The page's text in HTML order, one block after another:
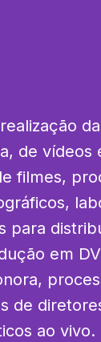
de vídeos
filmes,
para
em
de
ao vivo.